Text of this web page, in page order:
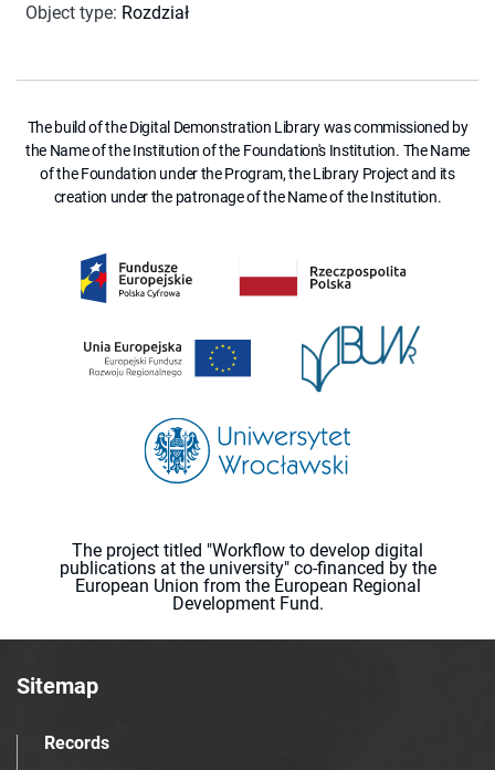
Object type: Rozdział
The build of the Digital Demonstration Library was commissioned by
the Name of the Institution of the Foundation's Institution. The Name
of the Foundation under the Program, the Library Project and its
creation under the patronage of the Name of the Institution.
The project titled "Workflow to develop digital
publications at the university" co-financed by the
European Union from the European Regional
Development Fund.
Sitemap
Records